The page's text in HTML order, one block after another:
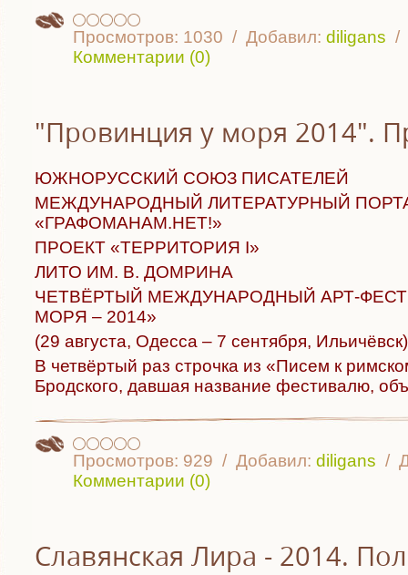
Просмотров: 1030 Добавил: diligans
Комментарии (0)
"Провинция у моря 2014".
ЮЖНОРУССКИЙ СОЮЗ ПИСАТЕЛЕЙ
МЕЖДУНАРОДНЫЙ ЛИТЕРАТУРНЫЙ
«ГРАФОМАНАМ.НЕТ!»
ПРОЕКТ «ТЕРРИТОРИЯ I»
ЛИТО ИМ. В. ДОМРИНА
ЧЕТВЁРТЫЙ МЕЖДУНАРОДНЫЙ АРТ-
МОРЯ – 2014»
(29 августа, Одесса – 7 сентября, Ильичёвск)
В четвёртый раз строчка из «Писем к
Бродского, давшая название фестивалю,
Просмотров: 929 Добавил: diligans
Комментарии (0)
Славянская Лира - 2014.